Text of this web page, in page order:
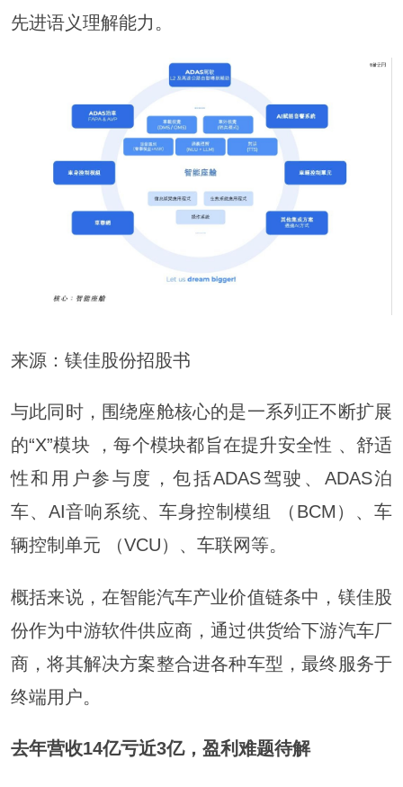
先进语义理解能力。
来源：镁佳股份招股书
与此同时，围绕座舱核心的是一系列正不断扩展
的“X”模块 ，每个模块都旨在提升安全性 、舒适
性和用户参与度，包括ADAS驾驶、ADAS泊
车、AI音响系统、车身控制模组 （BCM）、车
辆控制单元 （VCU）、车联网等。
概括来说，在智能汽车产业价值链条中，镁佳股
份作为中游软件供应商，通过供货给下游汽车厂
商，将其解决方案整合进各种车型，最终服务于
终端用户。
去年营收14亿亏近3亿，盈利难题待解